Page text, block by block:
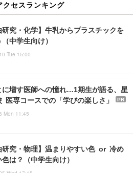
クセスランキング
研究・化学】牛乳からプラスチックを
中学生向け）
Tue 15:00
に増す医師への憧れ…1期生が語る、星
医専コースでの「学びの楽しさ」
PR
Mon 11:45
研究・物理】温まりやすい色 or 冷め
は？（中学生向け）